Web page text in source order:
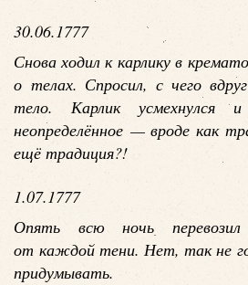
30.06.1777
Снова ходил к карлику в
о телах. Спросил, с чего
тело. Карлик усмехнулся
неопределённое — вроде как
ещё традиция?!
1.07.1777
Опять всю ночь
от каждой тени. Нет, так не
придумывать.